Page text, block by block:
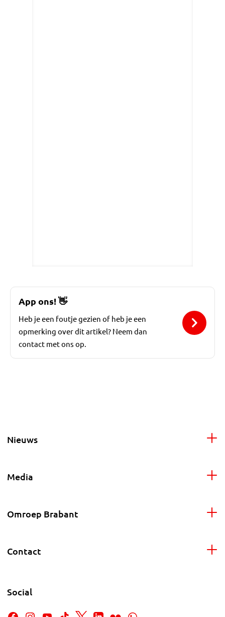
App ons!👋
Heb je een foutje gezien of heb je een
opmerking over dit artikel? Neem dan
contact met ons op.
Nieuws
Media
Omroep Brabant
Contact
Social